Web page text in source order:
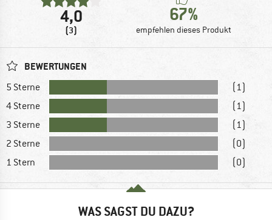
4,0
(3)
67%
empfehlen dieses Produkt
BEWERTUNGEN
5 Sterne
(1)
4 Sterne
(1)
3 Sterne
(1)
2 Sterne
(0)
1 Stern
(0)
WAS SAGST DU DAZU?